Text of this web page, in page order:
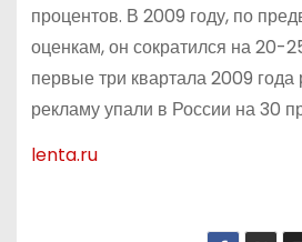
процентов. В 2009 году, по
оценкам, он сократился на 20-
первые три квартала 2009
рекламу упали в России на 30
lenta.ru